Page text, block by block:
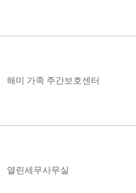
해미 가족 주간보호센터
열린세무사무실